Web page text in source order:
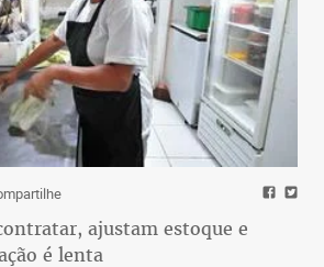
ajustam estoque e
é lenta